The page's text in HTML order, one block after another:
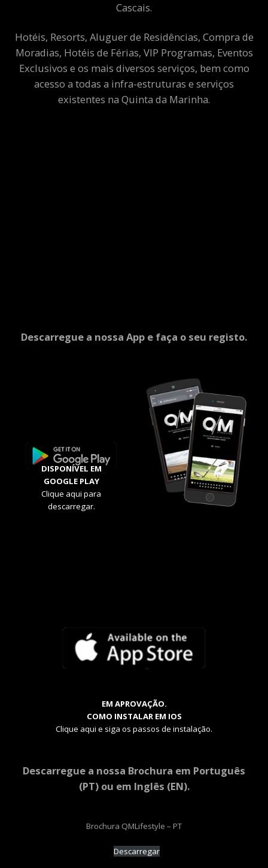
Cascais.
Hotéis, Resorts, Aluguer de Residências, Compra de
Moradias, Hotéis de Férias, VIP Programas, Eventos
Exclusivos e os mais diversos serviços, bem como
acesso a todas a infra-estruturas e serviços
existentes na Quinta da Marinha.
Descarregue a nossa App e faça o seu registo.
DISPONÍVEL EM
GOOGLE PLAY
Clique aqui para
descarregar.
EM APROVAÇÃO.
COMO INSTALAR EM IOS
Clique aqui e siga os passos de instalação.
Descarregue a nossa Brochura em Português
(PT) ou em Inglês (EN).
Brochura QMLifestyle – PT
Descarregar